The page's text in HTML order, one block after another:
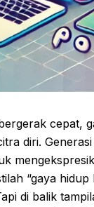
cepat,
diri.
“gaya hidup
di balik